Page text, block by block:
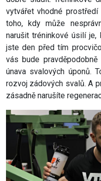
vytvářet vhodné
toho, kdy může
narušit tréninkové úsilí
jste den před tím
vás bude
únava svalových úponů.
rozvoj zádových svalů. A
zásadně narušíte